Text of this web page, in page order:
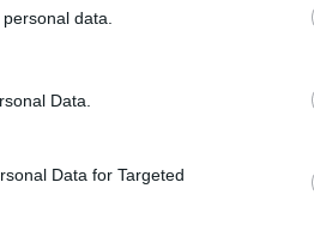
data.
Data.
Data for Targeted
arról, milyen eljárások
javasoljuk. A kérdőívek
a javaslattevő a kérdőíven